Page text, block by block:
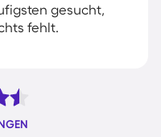
gesucht,
fehlt.